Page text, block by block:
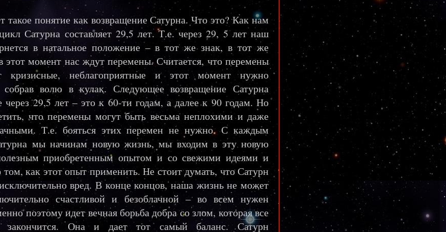
такое понятие как возвращение Сатурна. Что это? Как нам
Сатурна составляет 29,5 лет. Т.е. через 29, 5 лет наш
в натальное положение – в тот же знак, в тот же
этот момент нас ждут перемены. Считается, что перемены
кризисные, неблагоприятные и этот момент нужно
собрав волю в кулак. Следующее возвращение Сатурна
через 29,5 лет – это к 60-ти годам, а далее к 90 годам. Но
что перемены могут быть весьма неплохими и даже
Т.е. бояться этих перемен не нужно. С каждым
мы начинам новую жизнь, мы входим в эту новую
приобретенным опытом и со свежими идеями и
как этот опыт применить. Не стоит думать, что Сатурн
вред. В конце концов, наша жизнь не может
счастливой и безоблачной – во всем нужен
поэтому идет вечная борьба добра со злом, которая все
закончится. Она и дает тот самый баланс. Сатурн